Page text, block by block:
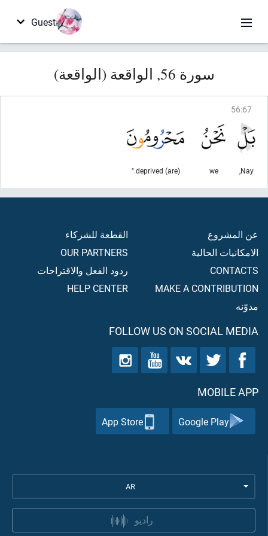
Guest
سورة 56, الواقعة (الواقعة)
56:67
Nay,
we
(are) deprived."
عن المشروع
الامكانيات الحالية
CONTACTS
MAKE A CONTRIBUTION
مدوّنه
القطعة للشركاء
OUR PARTNERS
ردود الفعل والاقتراحات
HELP CENTER
FOLLOW US ON SOCIAL MEDIA
MOBILE APP
Google Play
App Store
AR
راديو